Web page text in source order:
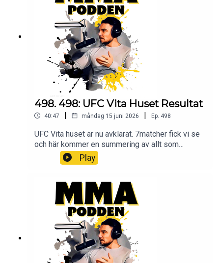
Maila oss på mmapodden@gmail.comInstagram:
@mmapodden
@Pauldelvalle twitter: @pauldelvalle
MMA-
Podden Facebook Youtube Lyssna på Öppet
sinne Spotify iTunes Youtube
498. 498: UFC Vita Huset Resultat
40:47 | måndag 15 juni 2026 | Ep. 498
UFC Vita huset är nu avklarat. 7matcher fick vi se
och här kommer en summering av allt som
skedde under natten och vad som bör ske efter.
Bli Patreon och lyssna på podden utan
avsnitt MMA-Podden PatreonSwish: 12 34 15 30
29Har du ett företag och vill höras i mmapodden?
Maila oss på mmapodden@gmail.comInstagram:
@mmapodden
@Pauldelvalle twitter: @pauldelvalle
MMA-
Podden Facebook Youtube Lyssna på Öppet
sinne Spotify iTunes Youtube
Play